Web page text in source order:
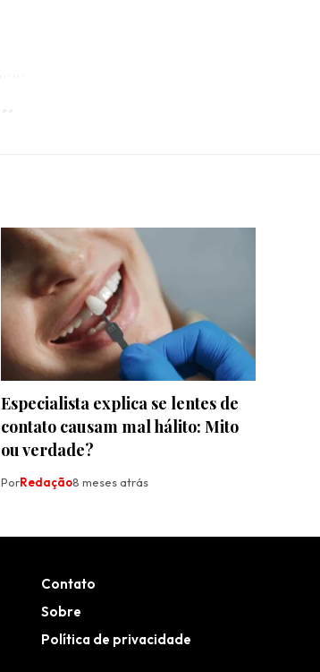
Especialista explica se lentes de
contato causam mal hálito: Mito
ou verdade?
PorRedação8 meses atrás
Contato
Sobre
Política de privacidade